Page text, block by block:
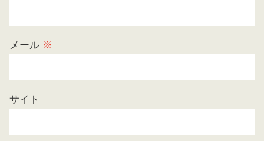
メール ※
サイト